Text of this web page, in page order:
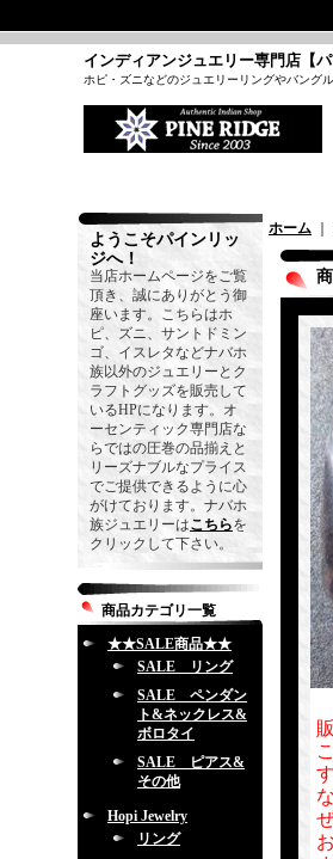
インディアンジュエリー専門店【パ
ホピ・ズニなどのジュエリーリングやバング
ようこそパインリッ
ジへ！
当店ホームページをご覧
頂き、誠にありがとう御
座います。こちらはホ
ピ、ズニ、サントドミン
ゴ、イスレタなどナバホ
族以外のジュエリーとク
ラフトグッズを販売して
いるHPになります。オ
ーセンティック専門店な
らではの圧巻の品揃えと
リーズナブルなプライス
でご提供できるように心
がけております。ナバホ
族ジュエリーはこちらを
クリックして下さい。
商品カテゴリ一覧
★★SALE商品★★
SALE リング
SALE ペンダン
ト&ネックレス&
ボロタイ
SALE ピアス&
その他
Hopi Jewelry
リング
ホーム